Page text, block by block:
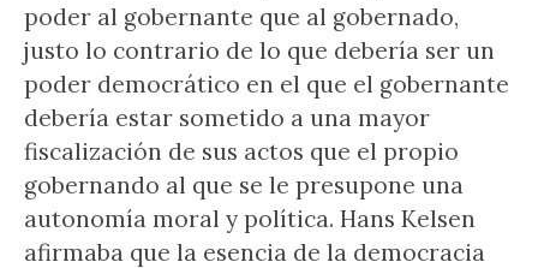
poder al gobernante que al gobernado,
justo lo contrario de lo que debería ser un
poder democrático en el que el gobernante
debería estar sometido a una mayor
fiscalización de sus actos que el propio
gobernando al que se le presupone una
autonomía moral y política. Hans Kelsen
afirmaba que la esencia de la democracia